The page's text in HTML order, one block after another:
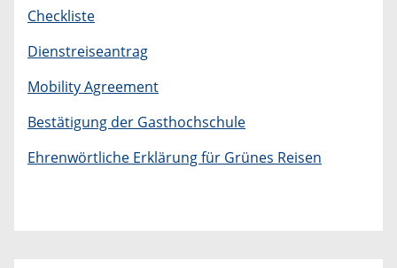
Checkliste
Dienstreiseantrag
Mobility Agreement
Bestätigung der Gasthochschule
Ehrenwörtliche Erklärung für Grünes Reisen